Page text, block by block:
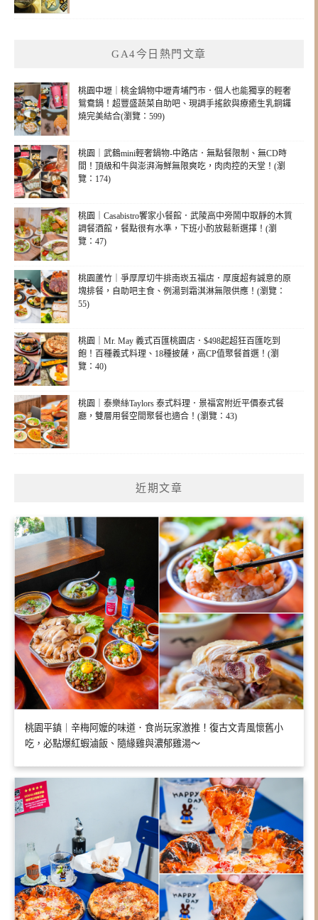
GA4今日熱門文章
桃園中壢｜桃金鍋物中壢青埔門市．個人也能獨享的輕奢
鴛鴦鍋！超豐盛蔬菜自助吧、現調手搖飲與療癒生乳銅鑼
燒完美結合(瀏覽：599)
桃園｜武鶴mini輕奢鍋物-中路店．無點餐限制、無CD時
間！頂級和牛與澎湃海鮮無限爽吃，肉肉控的天堂！(瀏
覽：174)
桃園｜Casabistro饗家小餐館．武陵高中旁鬧中取靜的木質
調餐酒館，餐點很有水準，下班小酌放鬆新選擇！(瀏
覽：47)
桃園蘆竹｜爭厚厚切牛排南崁五福店．厚度超有誠意的原
塊排餐，自助吧主食、例湯到霜淇淋無限供應！(瀏覽：
55)
桃園｜Mr. May 義式百匯桃園店．$498起超狂百匯吃到
飽！百種義式料理、18種披薩，高CP值聚餐首選！(瀏
覽：40)
桃園｜泰樂絲Taylors 泰式料理．景福宮附近平價泰式餐
廳，雙層用餐空間聚餐也適合！(瀏覽：43)
近期文章
桃園平鎮｜辛梅阿嬤的味道．食尚玩家激推！復古文青風懷舊小
吃，必點爆紅蝦滷飯、隨緣雞與濃郁雞湯～